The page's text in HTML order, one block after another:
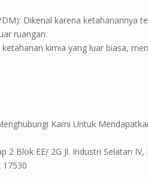
Dikenal karena ketahanannya
ruangan.
kimia yang luar biasa,
Kami Untuk
2 Blok EE/ 2G Jl. Industri Selatan IV,
17530